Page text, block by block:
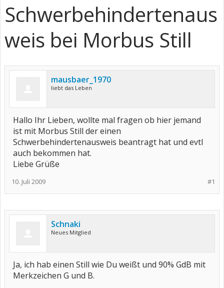
Schwerbehindertenaus
weis bei Morbus Still
mausbaer_1970
liebt das Leben
Hallo Ihr Lieben, wollte mal fragen ob hier jemand
ist mit Morbus Still der einen
Schwerbehindertenausweis beantragt hat und evtl
auch bekommen hat.
Liebe Grüße
#1
10. Juli 2009
Schnaki
Neues Mitglied
Ja, ich hab einen Still wie Du weißt und 90% GdB mit
Merkzeichen G und B.